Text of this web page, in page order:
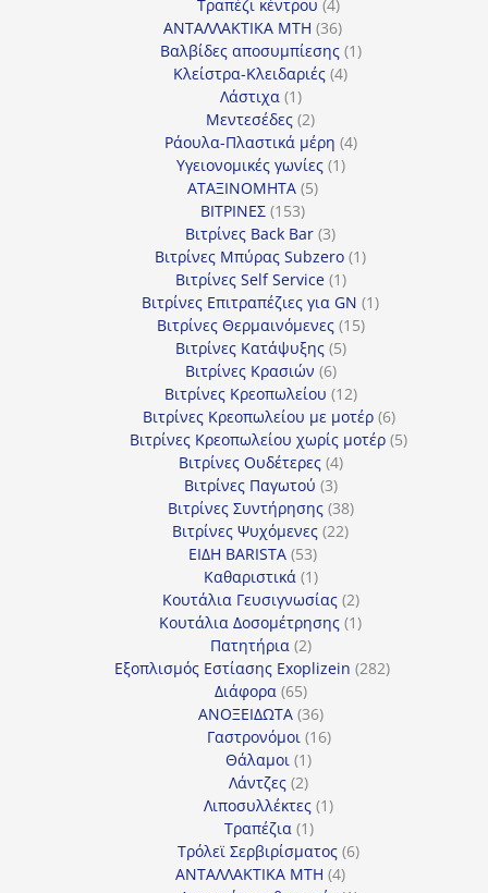
Τραπέζι κέντρου 4
προϊόντα
ΑΝΤΑΛΛΑΚΤΙΚΑ MTH 3636
προϊόντα
Βαλβίδες αποσυμπίεσης 11
Κλείστρα-Κλειδαριές 44
Λάστιχα 11
προϊόν
Μεντεσέδες 22
προϊόντα
Ράουλα-Πλαστικά μέρη 44
Υγειονομικές γωνίες 11
ΑΤΑΞΙΝΟΜΗΤΑ 55
ΒΙΤΡΙΝΕΣ 153153
προϊόντα
Βιτρίνες Back Bar 33
προϊόντα
Βιτρίνες Mπύρας Subzero 11
Βιτρίνες Self Service 11
προϊόν
Βιτρίνες Επιτραπέζιες για GN 11
Βιτρίνες Θερμαινόμενες 1515
Βιτρίνες Κατάψυξης 55
Βιτρίνες Κρασιών 66
προϊόντα
Βιτρίνες Κρεοπωλείου 1212
προϊόντα
Βιτρίνες Κρεοπωλείου με μοτέρ 66
προϊόντα
Βιτρίνες Κρεοπωλείου χωρίς μοτέρ 55
Βιτρίνες Ουδέτερες 44
προϊόντα
Βιτρίνες Παγωτού 33
προϊόντα
Βιτρίνες Συντήρησης 3838
προϊόντα
Βιτρίνες Ψυχόμενες 2222
ΕΙΔΗ BARISTA 5353
προϊόντα
Καθαριστικά 11
προϊόν
Κουτάλια Γευσιγνωσίας 22
προϊόντα
Κουτάλια Δοσομέτρησης 11
Πατητήρια 22
προϊόντα
Εξοπλισμός Εστίασης Exoplizein 282282
Διάφορα 6565
προϊόντα
ΑΝΟΞΕΙΔΩΤΑ 3636
προϊόντα
Γαστρονόμοι 1616
Θάλαμοι 11
προϊόν
Λάντζες 22
προϊόντα
Λιποσυλλέκτες 11
Τραπέζια 11
προϊόν
Τρόλεϊ Σερβιρίσματος 66
ΑΝΤΑΛΛΑΚΤΙΚΑ MTH 44